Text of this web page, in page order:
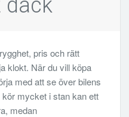
däck
pris och rätt
klokt. När du vill köpa
med att se över bilens
mycket i stan kan ett
medan